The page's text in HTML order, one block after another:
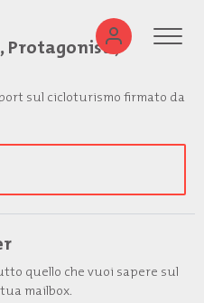
Protagonisti,
sul cicloturismo firmato da
quello che vuoi sapere sul
mailbox.